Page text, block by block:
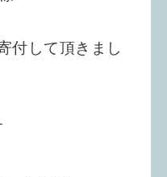
付して頂きまし